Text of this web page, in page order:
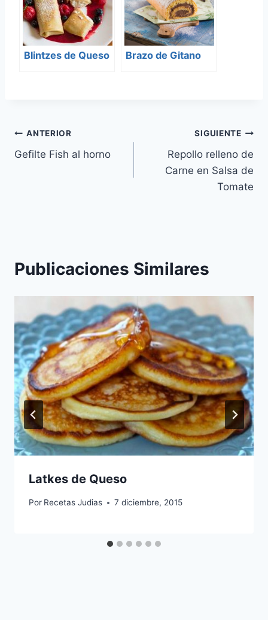
Blintzes de Queso Brazo de Gitano
Navegación
de
ANTERIOR
Gefilte Fish al horno
SIGUIENTE
Repollo relleno de
Carne en Salsa de
Tomate
Publicaciones Similares
Latkes de Queso
Por Recetas Judias 7 diciembre, 2015